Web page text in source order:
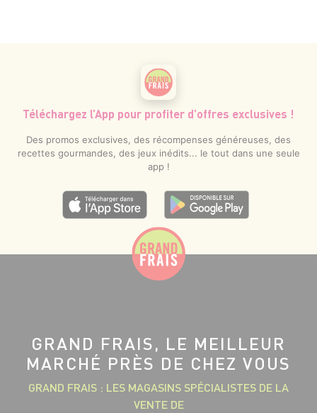
Téléchargez l’App pour profiter d’offres exclusives !
Des promos exclusives, des récompenses généreuses, des
recettes gourmandes, des jeux inédits... le tout dans une seule
app !
GRAND FRAIS, LE MEILLEUR
MARCHÉ PRÈS DE CHEZ VOUS
GRAND FRAIS : LES MAGASINS SPÉCIALISTES DE LA
VENTE DE